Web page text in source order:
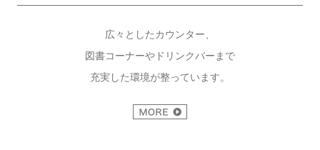
広々としたカウンター、
図書コーナーやドリンクバーまで
充実した環境が整っています。